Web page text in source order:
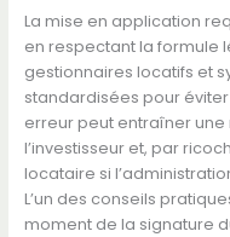
La mise en application
en respectant la formule
gestionnaires locatifs et
standardisées pour
erreur peut entraîner
l’investisseur et, par
locataire si
L’un des conseils
moment de la signature